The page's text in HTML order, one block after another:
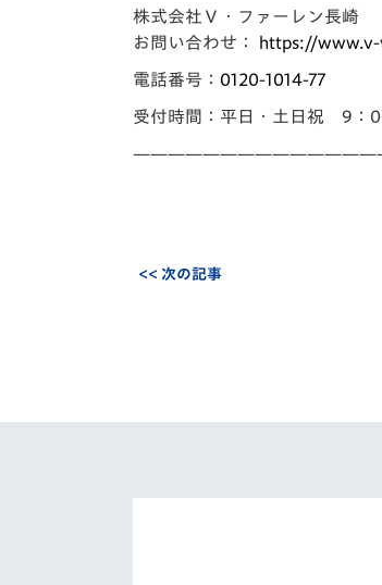
株式会社Ｖ・ファーレン長崎
お問い合わせ：
https://www.v-
電話番号： 0120-1014-77
受付時間：平日・土日祝 9：
——————————
<< 次の記事